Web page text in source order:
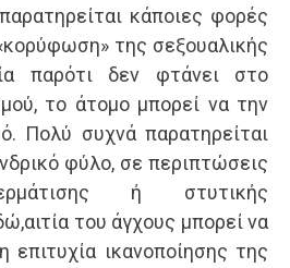
κάποιες φορές
της σεξουαλικής
παρότι δεν φτάνει στο
το άτομο μπορεί να την
Πολύ συχνά παρατηρείται
φύλο, σε περιπτώσεις
ή στυτικής
του άγχους μπορεί να
επιτυχία ικανοποίησης της